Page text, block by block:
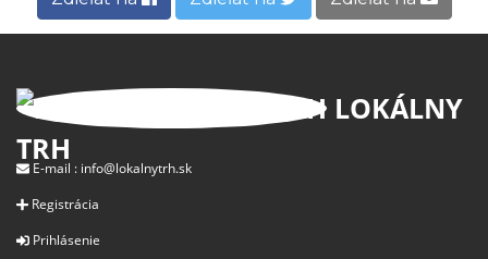
LOKÁLNY
TRH
E-mail : info@lokalnytrh.sk
Registrácia
Prihlásenie